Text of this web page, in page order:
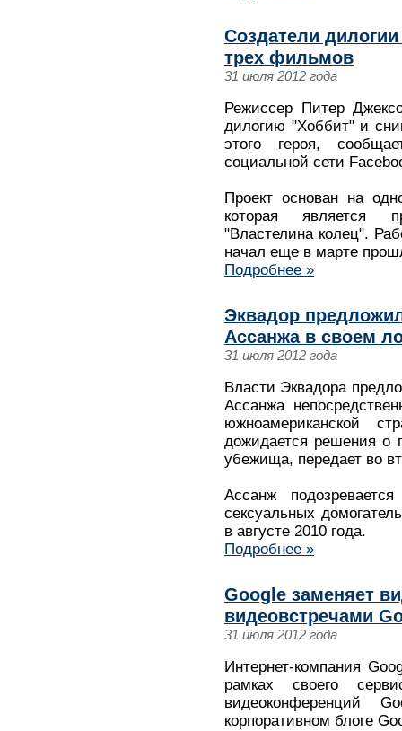
Создатели
трех фильмов
31 июля 2012 года
Режиссер Питер
дилогию "Хоббит" и
этого героя,
социальной сети
Проект основан на
которая является
"Властелина колец".
начал еще в марте
Подробнее »
Эквадор
Ассанжа в своем
31 июля 2012 года
Власти Эквадора
Ассанжа
южноамериканской
дожидается решения о
убежища, передает во
Ассанж
сексуальных
в августе 2010 года.
Подробнее »
Google заменяет
видеовстречами
31 июля 2012 года
Интернет-компания
рамках своего
видеоконференций
корпоративном блоге